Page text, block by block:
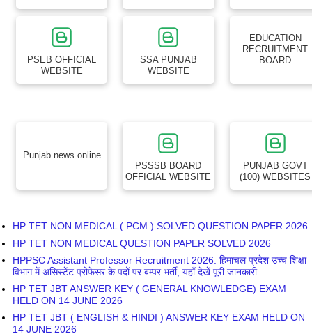
PSEB OFFICIAL
WEBSITE
SSA PUNJAB
WEBSITE
EDUCATION
RECRUITMENT
BOARD
Punjab news online
PSSSB BOARD
OFFICIAL WEBSITE
PUNJAB GOVT
(100) WEBSITES
HP TET NON MEDICAL ( PCM ) SOLVED QUESTION PAPER 2026
HP TET NON MEDICAL QUESTION PAPER SOLVED 2026
HPPSC Assistant Professor Recruitment 2026: हिमाचल प्रदेश उच्च शिक्षा
विभाग में असिस्टेंट प्रोफेसर के पदों पर बम्पर भर्ती, यहाँ देखें पूरी जानकारी
HP TET JBT ANSWER KEY ( GENERAL KNOWLEDGE) EXAM
HELD ON 14 JUNE 2026
HP TET JBT ( ENGLISH & HINDI ) ANSWER KEY EXAM HELD ON
14 JUNE 2026